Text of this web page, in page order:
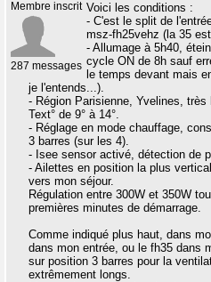
Membre inscrit
287 messages
Voici les conditions :
- C'est le split de
msz-fh25vehz (la 35
- Allumage à 5h40,
cycle ON de 8h sauf
le temps devant mais
je l'entends...).
- Région Parisienne, Yvelines,
Text° de 9° à 14°.
- Réglage en mode chauffage,
3 barres (sur les 4).
- Isee sensor activé, détection de
- Ailettes en position la plus
vers mon séjour.
Régulation entre 300W et 350W
premières minutes de démarrage.
Comme indiqué plus haut, dans
dans mon entrée, ou le fh35 dans
sur position 3 barres pour la
extrêmement longs.